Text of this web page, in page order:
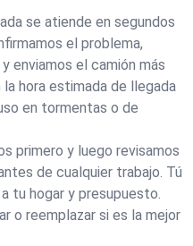
se atiende en segundos
el problema,
enviamos el camión más
hora estimada de llegada
en tormentas o de
primero y luego revisamos
de cualquier trabajo. Tú
tu hogar y presupuesto.
o reemplazar si es la mejor